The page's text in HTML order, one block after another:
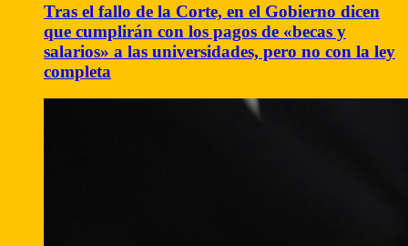
Tras el fallo de la Corte, en el Gobierno dicen
que cumplirán con los pagos de «becas y
salarios» a las universidades, pero no con la ley
completa